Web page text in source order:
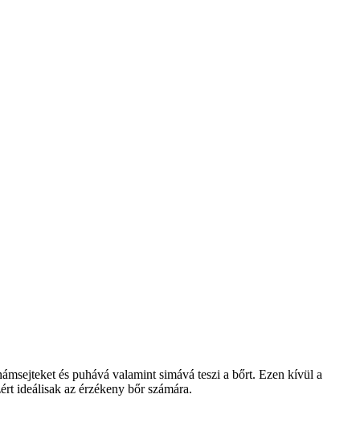
és puhává valamint simává teszi a bőrt. Ezen kívül a
ideálisak az érzékeny bőr számára.